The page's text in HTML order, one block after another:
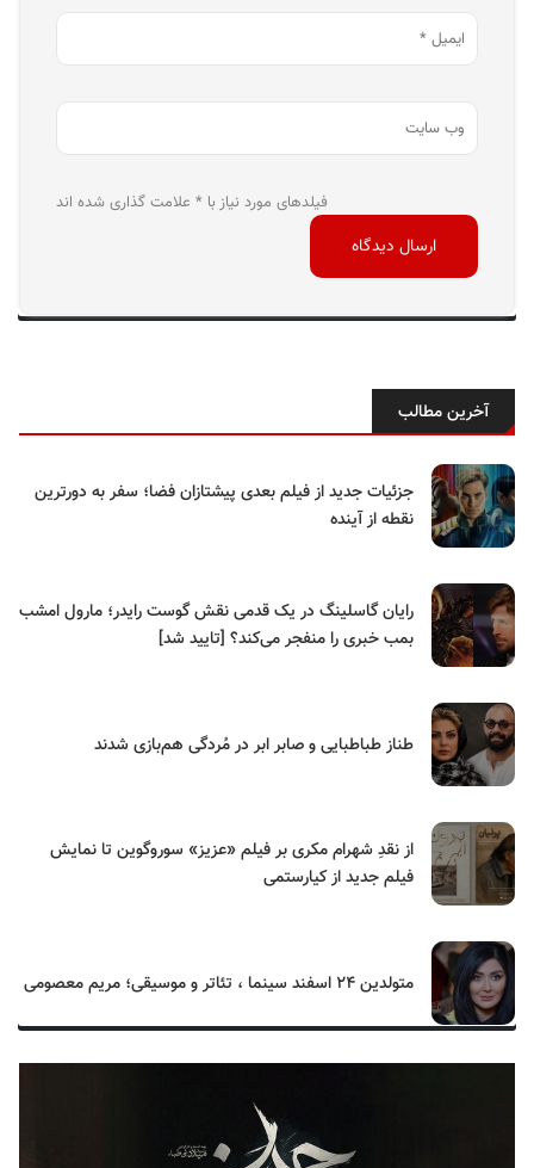
فیلدهای مورد نیاز با * علامت گذاری شده اند
آخرین مطالب
جزئیات جدید از فیلم بعدی پیشتازان فضا؛ سفر به دورترین
نقطه از آینده
رایان گاسلینگ در یک قدمی نقش گوست رایدر؛ مارول امشب
بمب خبری را منفجر می‌کند؟ [تایید شد]
طناز طباطبایی و صابر ابر در مُردگی هم‌بازی شدند
از نقدِ شهرام مکری بر فیلم «عزیز» سوروگوین تا نمایش
فیلم جدید از کیارستمی
متولدین ۲۴ اسفند سینما ، تئاتر و موسیقی؛ مریم معصومی